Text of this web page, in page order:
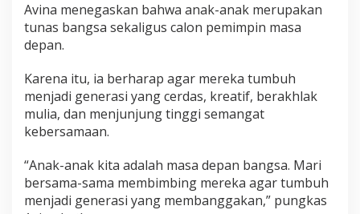
Avina menegaskan bahwa anak-anak merupakan
tunas bangsa sekaligus calon pemimpin masa
depan.
Karena itu, ia berharap agar mereka tumbuh
menjadi generasi yang cerdas, kreatif, berakhlak
mulia, dan menjunjung tinggi semangat
kebersamaan.
“Anak-anak kita adalah masa depan bangsa. Mari
bersama-sama membimbing mereka agar tumbuh
menjadi generasi yang membanggakan,” pungkas